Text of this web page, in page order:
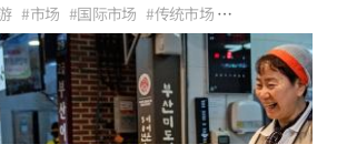
保留下来，这就是喧哗热闹、
。
#市场 #国际市场 #传统市场
#历史旅行 #出游 #市场美食店 #花盆家
年四季 #原城市中心之旅